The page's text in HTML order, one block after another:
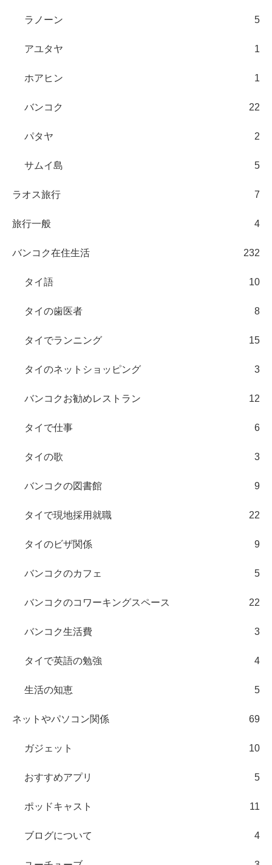
ラノーン 5
アユタヤ 1
ホアヒン 1
バンコク 22
パタヤ 2
サムイ島 5
ラオス旅行 7
旅行一般 4
バンコク在住生活 232
タイ語 10
タイの歯医者 8
タイでランニング 15
タイのネットショッピング 3
バンコクお勧めレストラン 12
タイで仕事 6
タイの歌 3
バンコクの図書館 9
タイで現地採用就職 22
タイのビザ関係 9
バンコクのカフェ 5
バンコクのコワーキングスペース 22
バンコク生活費 3
タイで英語の勉強 4
生活の知恵 5
ネットやパソコン関係 69
ガジェット 10
おすすめアプリ 5
ポッドキャスト 11
ブログについて 4